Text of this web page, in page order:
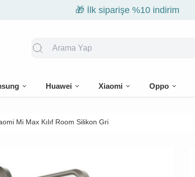
🎁 İlk siparişe %10 indirim
Huawei Xiaomi Oppo
Mi Max Kılıf Room Silikon Gri